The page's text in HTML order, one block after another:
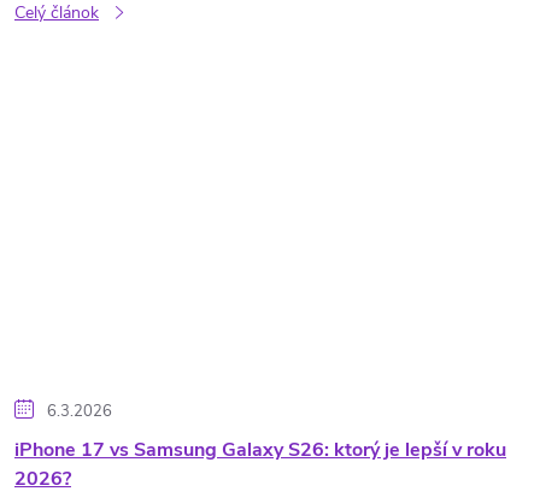
n
Celý článok
6.3.2026
iPhone 17 vs Samsung Galaxy S26: ktorý je lepší v roku
2026?